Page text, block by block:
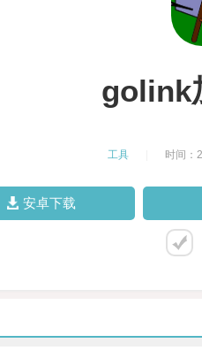
golink
工具 时间：
安卓下载